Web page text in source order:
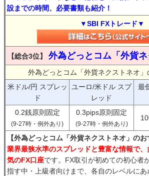
設までの時間、必要書類も紹介！
▼SBI FXトレード▼
【総合3位】 外為どっとコム「外貨ネ
外為どっとコム「外貨ネクストネオ」
米ドル/円 スプレッ
ド
ユーロ/米ドル スプ
レッド
最
0.2銭原則固定
(9-27時・例外あり)
0.3pips原則固定
(9-27時・例外あり)
【外為どっとコム「外貨ネクストネオ」のお
業界最狭水準のスプレッドと豊富な情報で
気のFX口座です。FX取引が初めての初心者
指す中・上級者向けまで、各自のレベルに